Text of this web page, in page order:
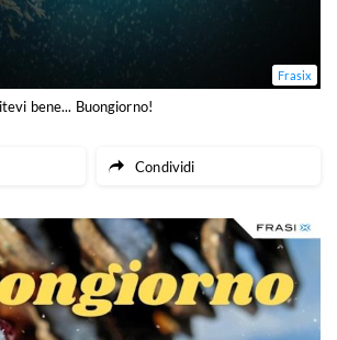
Frasix
bene... Buongiorno!
Condividi